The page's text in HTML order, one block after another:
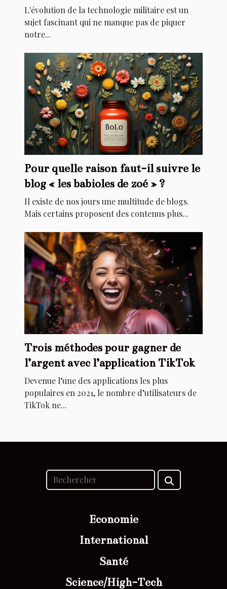
L'évolution de la technologie militaire est un
sujet fascinant qui ne manque pas de piquer
notre...
Pour quelle raison faut-il suivre le
blog « les babioles de zoé » ?
Il existe de nos jours une multitude de blogs.
Mais certains proposent des contenus plus...
Trois méthodes pour gagner de
l’argent avec l’application TikTok
Devenue l’une des applications les plus
populaires en 2021, le nombre d’utilisateurs de
TikTok ne...
Economie
International
Santé
Science/High-Tech